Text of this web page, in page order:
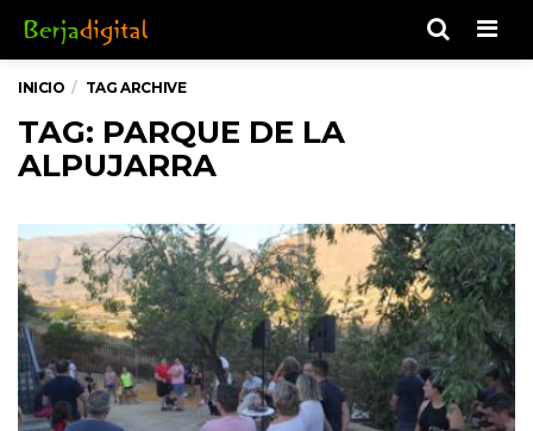
INICIO TAG ARCHIVE
TAG: PARQUE DE LA
ALPUJARRA